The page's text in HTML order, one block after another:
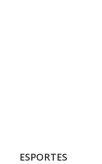
ESPORTES